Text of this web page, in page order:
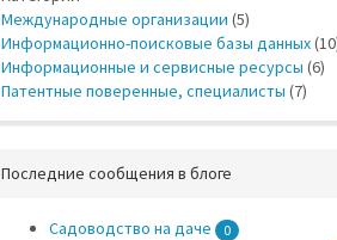
Международные организации (5)
Информационно-поисковые базы данных
Информационные и сервисные ресурсы (6)
Патентные поверенные, специалисты (7)
Последние сообщения в блоге
Садоводство на даче 0